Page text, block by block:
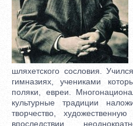
шляхетского сословия.
гимназиях, учениками
поляки, евреи.
культурные традиции
творчество,
впоследствии